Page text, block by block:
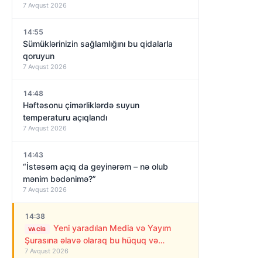
TENDER
7 Avqust 2026
14:55
Sümüklərinizin sağlamlığını bu qidalarla
qoruyun
7 Avqust 2026
14:48
Həftəsonu çimərliklərdə suyun
temperaturu açıqlandı
7 Avqust 2026
14:43
“İstəsəm açıq da geyinərəm – nə olub
mənim bədənimə?”
7 Avqust 2026
14:38
VACIB
Yeni yaradılan Media və Yayım
Şurasına əlavə olaraq bu hüquq və
vəzifələr də verilib
7 Avqust 2026